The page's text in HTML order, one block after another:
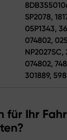
SP2078,
05P1343,
074802,
NP2027SC,
074802,
301889,
für Ihr